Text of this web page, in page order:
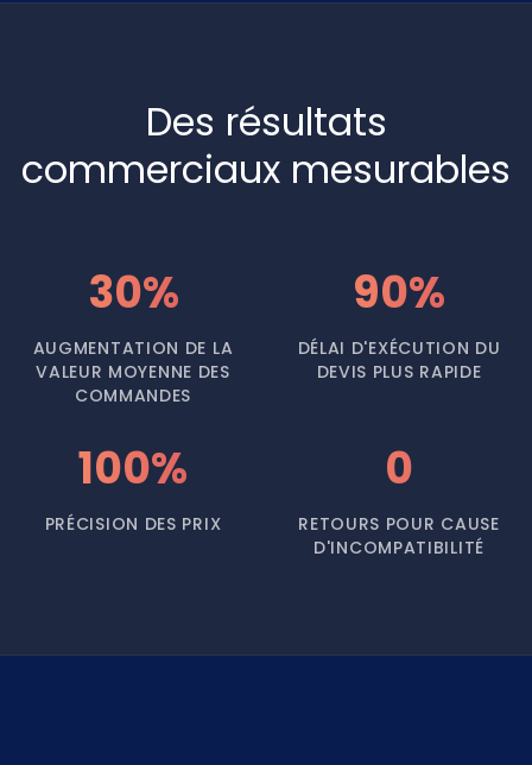
Des résultats
commerciaux mesurables
30%
AUGMENTATION DE LA
VALEUR MOYENNE DES
COMMANDES
90%
DÉLAI D'EXÉCUTION DU
DEVIS PLUS RAPIDE
100%
PRÉCISION DES PRIX
0
RETOURS POUR CAUSE
D'INCOMPATIBILITÉ